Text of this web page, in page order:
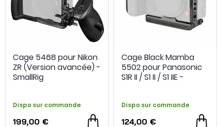
Cage 5468 pour Nikon
ZR (Version avancée) -
SmallRig
Dispo sur commande
199,00 €
Cage Black Mamba
5502 pour Panasonic
S1R II / S1 II / S1 IIE -
Dispo sur commande
124,00 €